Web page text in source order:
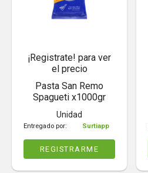
¡Registrate! para ver
el precio
Pasta San Remo
Spagueti x1000gr
Unidad
Entregado por: Surtiapp
REGISTRARME